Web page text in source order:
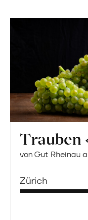
Trauben
von Gut Rheinau
Zürich